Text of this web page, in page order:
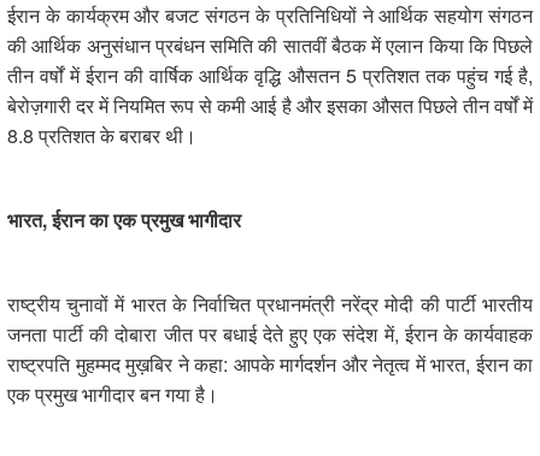
ईरान के कार्यक्रम और बजट संगठन के प्रतिनिधियों ने आर्थिक सहयोग संगठन
की आर्थिक अनुसंधान प्रबंधन समिति की सातवीं बैठक में एलान किया कि पिछले
तीन वर्षों में ईरान की वार्षिक आर्थिक वृद्धि औसतन 5 प्रतिशत तक पहुंच गई है,
बेरोज़गारी दर में नियमित रूप से कमी आई है और इसका औसत पिछले तीन वर्षों में
8.8 प्रतिशत के बराबर थी।
भारत,ईरान का एक प्रमुख भागीदार
राष्ट्रीय चुनावों में भारत के निर्वाचित प्रधानमंत्री नरेंद्र मोदी की पार्टी भारतीय
जनता पार्टी की दोबारा जीत पर बधाई देते हुए एक संदेश में, ईरान के कार्यवाहक
राष्ट्रपति मुहम्मद मुख़बिर ने कहा: आपके मार्गदर्शन और नेतृत्व में भारत, ईरान का
एक प्रमुख भागीदार बन गया है।